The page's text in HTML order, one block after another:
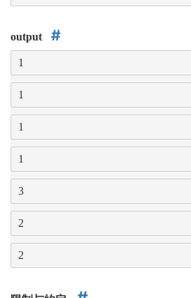
output
1
1
1
1
3
2
2